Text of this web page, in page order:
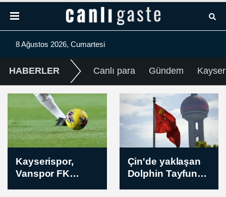
8 Ağustos 2026, Cumartesi
HABERLER Canlı para Gündem
Çin'de yaklaşan
Dolphin Tayfunu
Rusya:
Ukrayna'da